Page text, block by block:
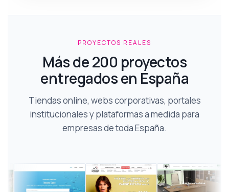
PROYECTOS REALES
Más de 200 proyectos
entregados en España
Tiendas online, webs corporativas, portales
institucionales y plataformas a medida para
empresas de toda España.